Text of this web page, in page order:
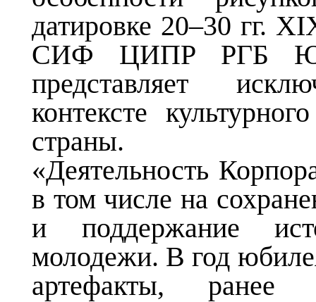
датировке 20–30 гг.
СИФ ЦИПР РГБ
представляет
контексте
страны.
«Деятельность К
в том числе на
и поддержание
молодежи. В год
артефакты, ранее